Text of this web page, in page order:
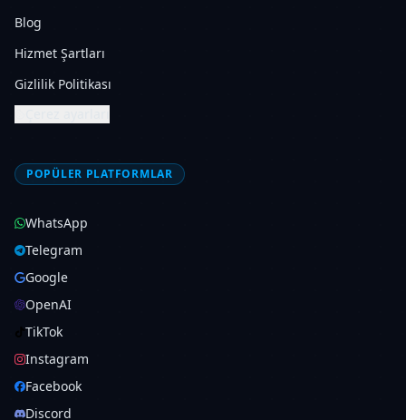
Blog
Hizmet Şartları
Gizlilik Politikası
POPÜLER PLATFORMLAR
WhatsApp
Telegram
Google
OpenAI
TikTok
Instagram
Facebook
Discord